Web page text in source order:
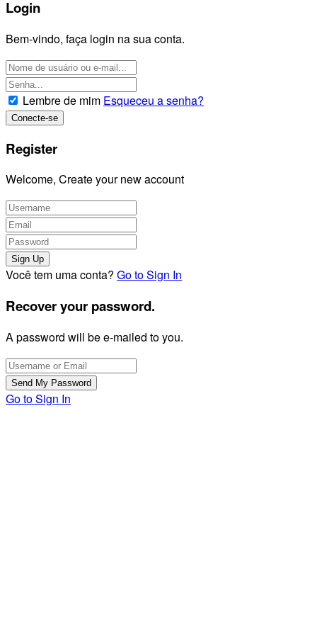
Login
Bem-vindo, faça login na sua conta.
Lembre de mim Esqueceu a senha?
Register
Welcome, Create your new account
Você tem uma conta? Go to Sign In
Recover your password.
A password will be e-mailed to you.
Go to Sign In